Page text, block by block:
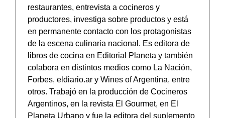
restaurantes, entrevista a cocineros y
productores, investiga sobre productos y está
en permanente contacto con los protagonistas
de la escena culinaria nacional. Es editora de
libros de cocina en Editorial Planeta y también
colabora en distintos medios como La Nación,
Forbes, eldiario.ar y Wines of Argentina, entre
otros. Trabajó en la producción de Cocineros
Argentinos, en la revista El Gourmet, en El
Planeta Urbano y fue la editora del suplemento